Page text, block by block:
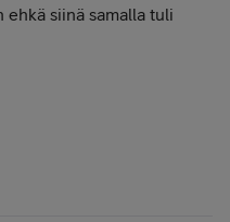
siinä samalla tuli